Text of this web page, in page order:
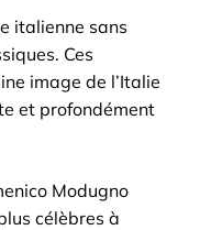
italienne sans
Ces
image de l’Italie
et profondément
Modugno
célèbres à